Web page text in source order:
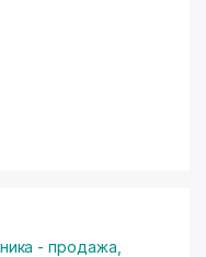
- продажа,